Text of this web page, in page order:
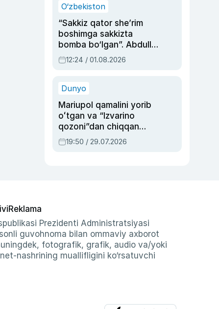
O‘zbekiston
“Sakkiz qator she’rim
boshimga sakkizta
bomba bo‘lgan”. Abdulla
Oripovni siyosiy
ayblovlardan asrab
12:24 / 01.08.2026
Dunyo
Mariupol qamalini yorib
oʻtgan va “Izvarino
qozoni”dan chiqqan
qahramon — Ukraina
armiyasi bosh
19:50 / 29.07.2026
Reklama
Prezidenti Administratsiyasi
guvohnoma bilan ommaviy axborot
fotografik, grafik, audio va/yoki
nashrining muallifligini ko‘rsatuvchi